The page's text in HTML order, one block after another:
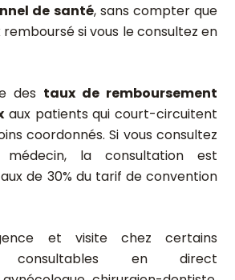
de santé, sans compter que
remboursé si vous le consultez en
des taux de remboursement
aux patients qui court-circuitent
coordonnés. Si vous consultez
médecin, la consultation est
de 30% du tarif de convention
et visite chez certains
consultables en direct